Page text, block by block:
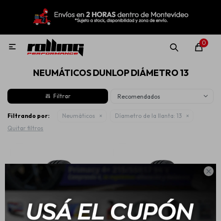

0

NEUMÁTICOS DUNLOP DIÁMETRO 13
Recomendados
Filtrando por: Neumáticos Díametro de la llanta: 13
Quitar filtros
MI CUENTA
Nuevo! Rolling Repuestos
Llantas